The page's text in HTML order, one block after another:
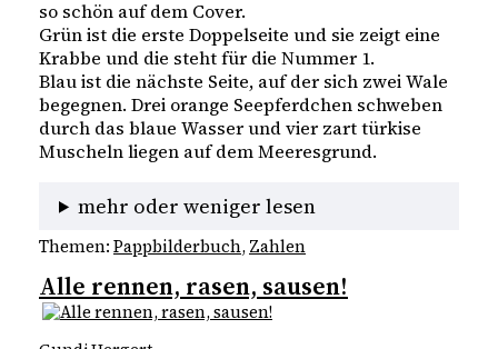
so schön auf dem Cover.
Grün ist die erste Doppelseite und sie zeigt eine
Krabbe und die steht für die Nummer 1.
Blau ist die nächste Seite, auf der sich zwei Wale
begegnen. Drei orange Seepferdchen schweben
durch das blaue Wasser und vier zart türkise
Muscheln liegen auf dem Meeresgrund.
mehr oder weniger lesen
Themen: Pappbilderbuch, Zahlen
Alle rennen, rasen, sausen!